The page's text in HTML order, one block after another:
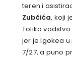
teren i
Zubčića, koji
Toliko
jer je Igokea
7/27, a puno